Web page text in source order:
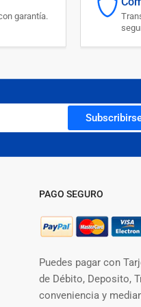
garantía.
PAGO SEGURO
Puedes pagar con
de Débito, Deposito,
conveniencia y